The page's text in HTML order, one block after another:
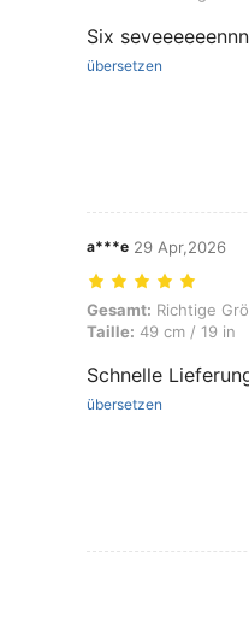
Six
übersetzen
a***e 29 Apr,2026
Gesamt: Richtige
Gesamt: Richtige
Taille: 49 cm / 19 in
Schnelle
übersetzen